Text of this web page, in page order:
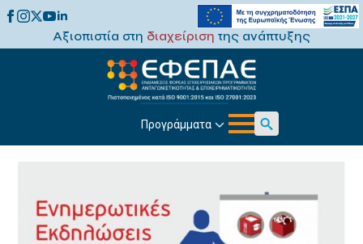
Αξιοπιστία στη διαχείριση της ανάπτυξης
Προγράμματα
Search